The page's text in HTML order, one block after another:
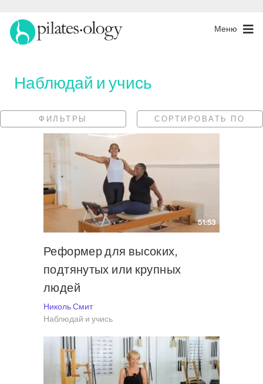
Меню
Наблюдай и учись
ФИЛЬТРЫ СОРТИРОВАТЬ ПО
51:53
Реформер для высоких,
подтянутых или крупных
людей
Николь Смит
Наблюдай и учись